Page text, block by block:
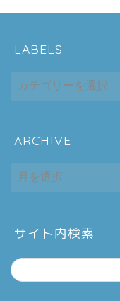
LABELS
ARCHIVE
ARCHIVE
サイト内検索